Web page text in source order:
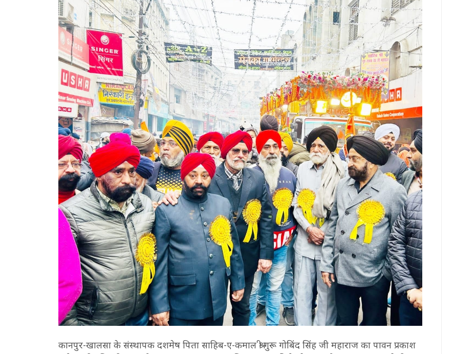
कानपुर-खालसा के संस्थापक दशमेष पिता साहिब-ए-कमाल श्री गुरू गोबिंद सिंह जी महाराज का पावन प्रकाश